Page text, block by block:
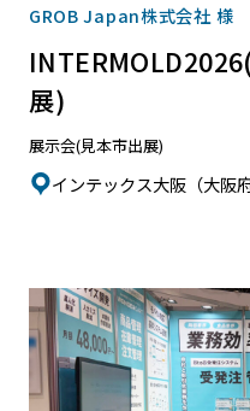
GROB Japan株式会社 様
展)
展示会(見本市出展)
インテックス大阪（大阪